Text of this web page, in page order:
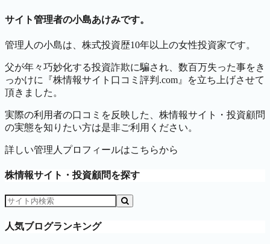
サイト管理者の小島あけみです。
管理人の小島は、株式投資歴10年以上の女性投資家です。
父が年々巧妙化する投資詐欺に騙され、数百万失った事をき
っかけに『株情報サイト口コミ評判.com』を立ち上げさせて
頂きました。
実際の利用者の口コミを反映した、株情報サイト・投資顧問
の実態を知りたい方は是非ご利用ください。
詳しい管理人プロフィールはこちらから
株情報サイト・投資顧問を探す
人気ブログランキング